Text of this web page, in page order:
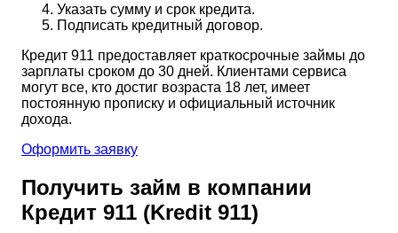
Указать сумму и срок кредита.
Подписать кредитный договор.
Кредит 911 предоставляет краткосрочные займы до
зарплаты сроком до 30 дней. Клиентами сервиса
могут все, кто достиг возраста 18 лет, имеет
постоянную прописку и официальный источник
дохода.
Оформить заявку
Получить займ в компании
Кредит 911 (Kredit 911)